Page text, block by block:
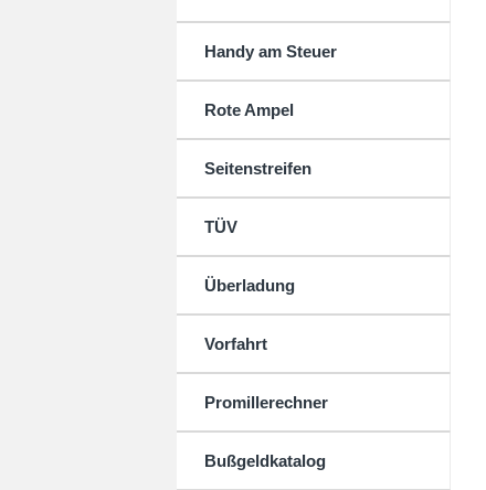
Handy am Steuer
Rote Ampel
Seitenstreifen
TÜV
Überladung
Vorfahrt
Promillerechner
Bußgeldkatalog